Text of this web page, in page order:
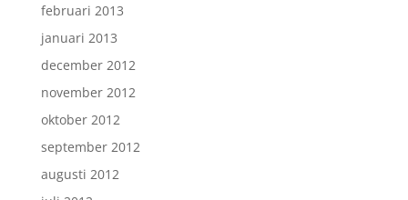
februari 2013
januari 2013
december 2012
november 2012
oktober 2012
september 2012
augusti 2012